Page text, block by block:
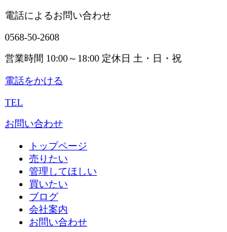
電話によるお問い合わせ
0568-50-2608
営業時間 10:00～18:00 定休日 土・日・祝
電話をかける
TEL
お問い合わせ
トップページ
売りたい
管理してほしい
買いたい
ブログ
会社案内
お問い合わせ